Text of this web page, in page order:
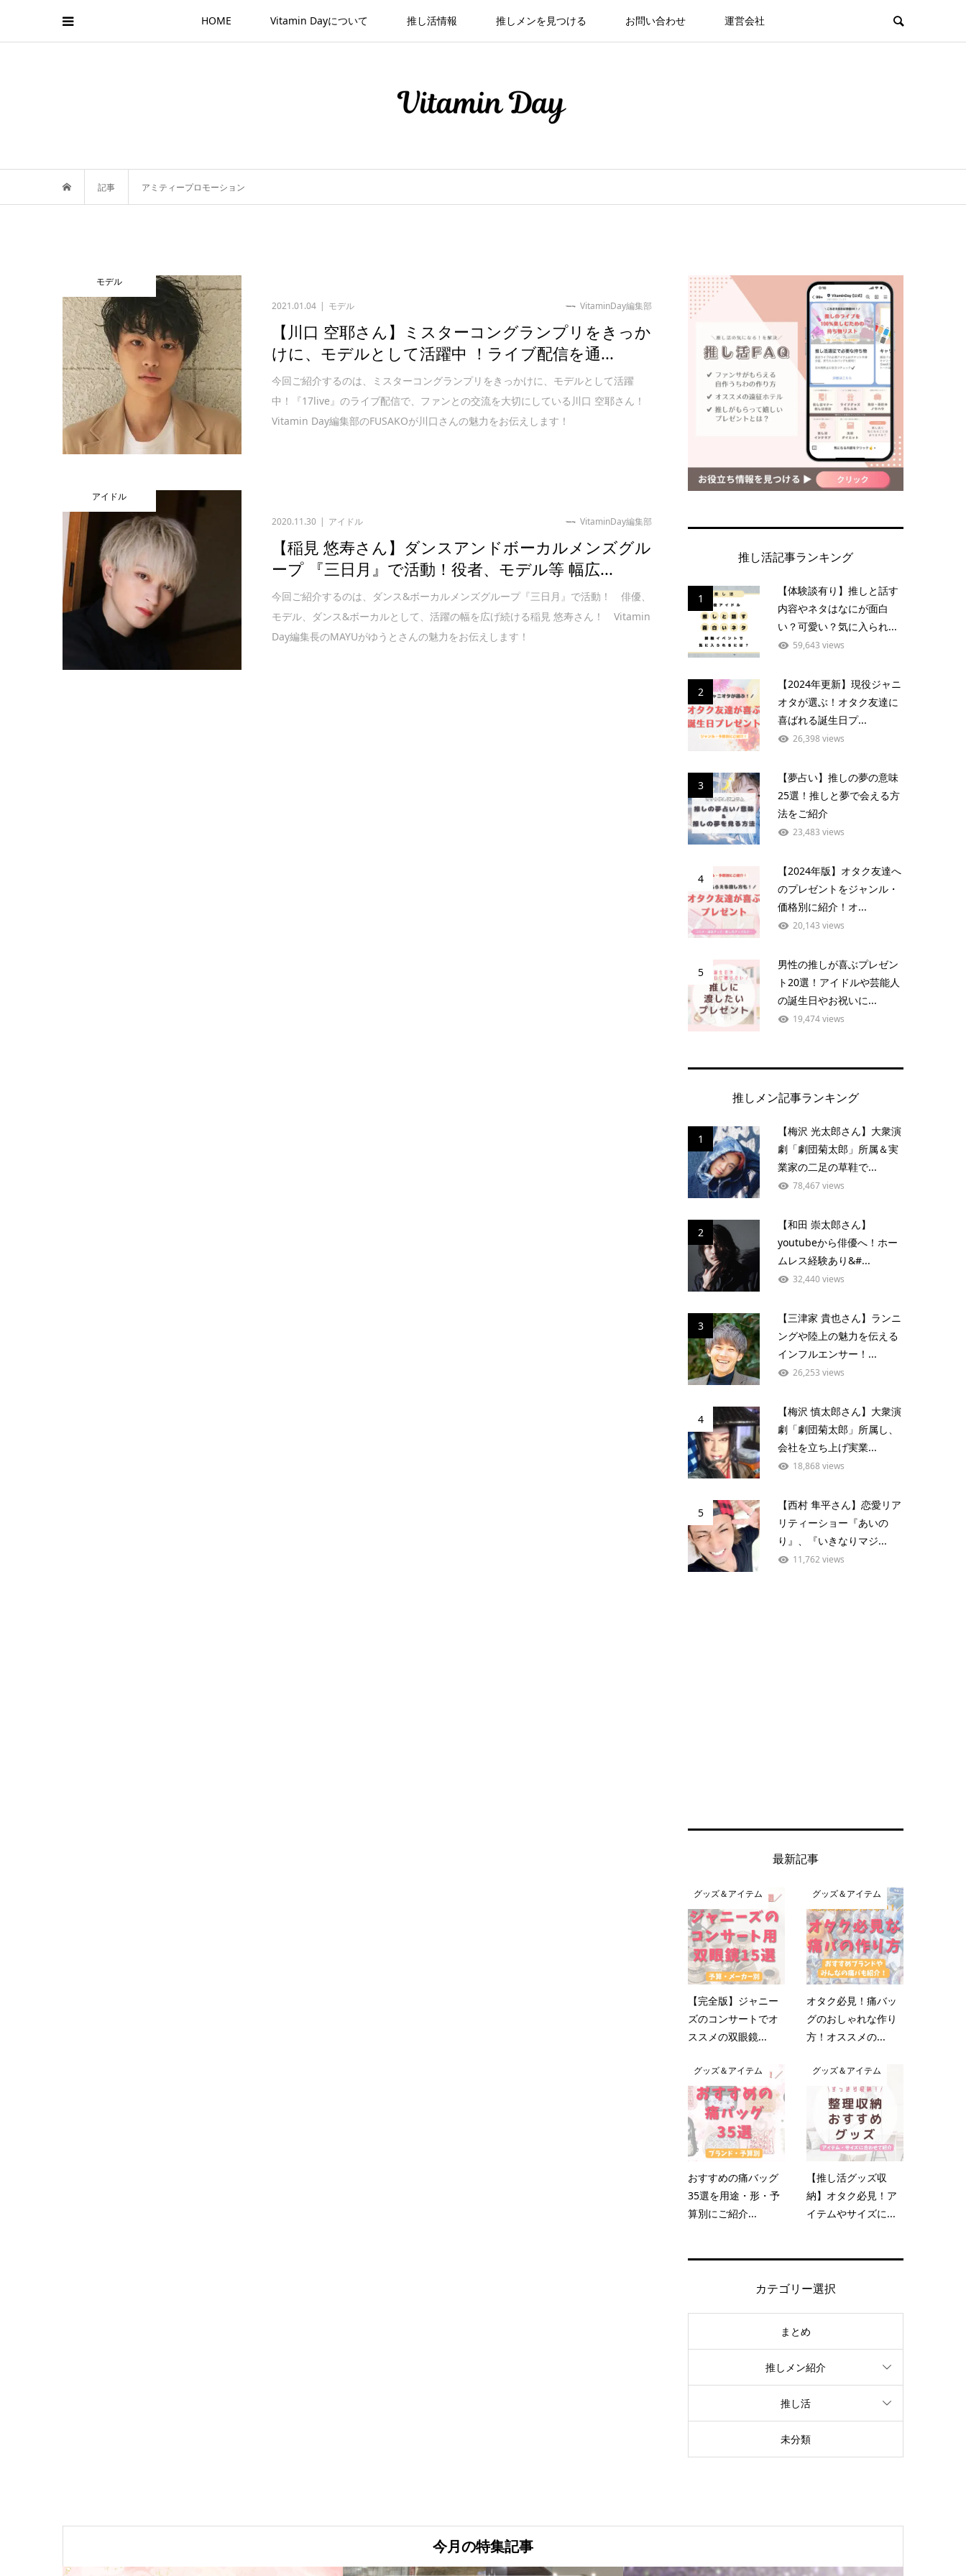
HOME Vitamin Dayについて 推し活情報 推しメンを見つける お問い合わせ 運営会社
記事 アミティープロモーション
モデル
2021.01.04 モデル VitaminDay編集部
【川口 空耶さん】ミスターコングランプリをきっか
けに、モデルとして活躍中 ！ライブ配信を通...
今回ご紹介するのは、ミスターコングランプリをきっかけに、モデルとして活躍
中！『17live』のライブ配信で、ファンとの交流を大切にしている川口 空耶さん！
Vitamin Day編集部のFUSAKOが川口さんの魅力をお伝えします！
アイドル
2020.11.30 アイドル VitaminDay編集部
【稲見 悠寿さん】ダンスアンドボーカルメンズグル
ープ 『三日月』で活動！役者、モデル等 幅広...
今回ご紹介するのは、ダンス&ボーカルメンズグループ『三日月』で活動！ 俳優、
モデル、ダンス&ボーカルとして、活躍の幅を広げ続ける稲見 悠寿さん！ Vitamin
Day編集長のMAYUがゆうとさんの魅力をお伝えします！
推し活記事ランキング
1
【体験談有り】推しと話す
内容やネタはなにが面白
い？可愛い？気に入られ...
59,643 views
2
【2024年更新】現役ジャニ
オタが選ぶ！オタク友達に
喜ばれる誕生日プ...
26,398 views
3
【夢占い】推しの夢の意味
25選！推しと夢で会える方
法をご紹介
23,483 views
4
【2024年版】オタク友達へ
のプレゼントをジャンル・
価格別に紹介！オ...
20,143 views
5
男性の推しが喜ぶプレゼン
ト20選！アイドルや芸能人
の誕生日やお祝いに...
19,474 views
推しメン記事ランキング
1
【梅沢 光太郎さん】大衆演
劇「劇団菊太郎」所属＆実
業家の二足の草鞋で...
78,467 views
2
【和田 崇太郎さん】
youtubeから俳優へ！ホー
ムレス経験あり&#...
32,440 views
3
【三津家 貴也さん】ランニ
ングや陸上の魅力を伝える
インフルエンサー！...
26,253 views
4
【梅沢 慎太郎さん】大衆演
劇「劇団菊太郎」所属し、
会社を立ち上げ実業...
18,868 views
5
【西村 隼平さん】恋愛リア
リティーショー『あいの
り』、『いきなりマジ...
11,762 views
最新記事
グッズ＆アイテム
【完全版】ジャニー
ズのコンサートでオ
ススメの双眼鏡...
グッズ＆アイテム
オタク必見！痛バッ
グのおしゃれな作り
方！オススメの...
グッズ＆アイテム
おすすめの痛バッグ
35選を用途・形・予
算別にご紹介...
グッズ＆アイテム
【推し活グッズ収
納】オタク必見！ア
イテムやサイズに...
カテゴリー選択
まとめ
推しメン紹介
推し活
未分類
今月の特集記事